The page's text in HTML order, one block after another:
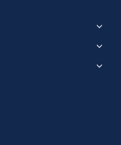
HIJO
HIJO